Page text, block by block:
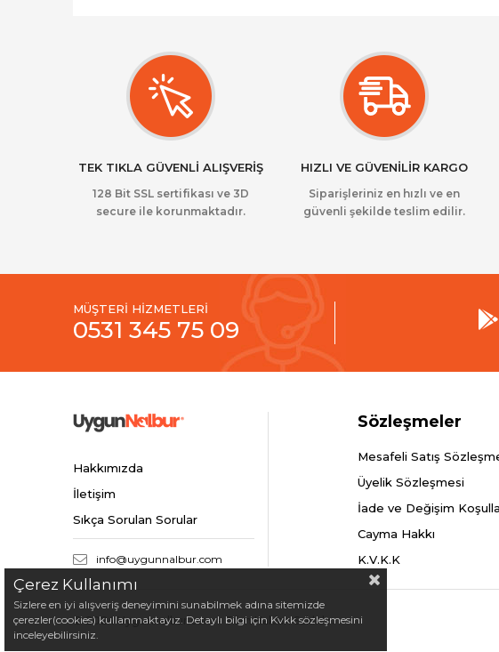
TEK TIKLA GÜVENLİ ALIŞVERİŞ
128 Bit SSL sertifikası ve 3D
secure ile korunmaktadır.
HIZLI VE GÜVENİLİR KARGO
Siparişleriniz en hızlı ve en
güvenli şekilde teslim edilir.
MÜŞTERİ HİZMETLERİ
0531 345 75 09
Hakkımızda
İletişim
Sıkça Sorulan Sorular
info@uygunnalbur.com
Sözleşmeler
Mesafeli Satış
Üyelik Sözleşmesi
İade ve Değişim
Cayma Hakkı
K.V.K.K
© 2024 Uygunnalbur.com - Tüm Hakları Saklıdır.
Çerez Kullanımı
Sizlere en iyi alışveriş deneyimini sunabilmek adına sitemizde
çerezler(cookies) kullanmaktayız. Detaylı bilgi için Kvkk sözleşmesini
inceleyebilirsiniz.